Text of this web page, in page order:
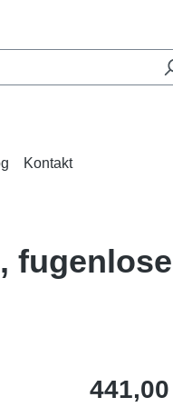
Kontakt
Regulärer